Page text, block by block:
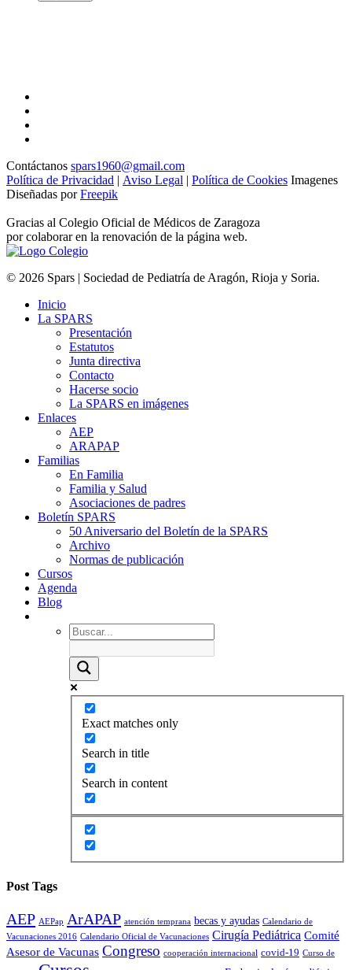
Contáctanos spars1960@gmail.com
Política de Privacidad | Aviso Legal | Política de Cookies Imagenes
Diseñadas porFreepik
Gracias al Colegio Oficial de Médicos de Zaragoza
por colaborar en la renovación de la página web.
© 2026 Spars | Sociedad de Pediatría de Aragón, Rioja y Soria.
Inicio
La SPARS
Presentación
Estatutos
Junta directiva
Contacto
Hacerse socio
La SPARS en imágenes
Enlaces
AEP
ARAPAP
Familias
En Familia
Familia y Salud
Asociaciones de padres
Boletín SPARS
50 Aniversario del Boletín de la SPARS
Archivo
Normas de publicación
Cursos
Agenda
Blog
Exact matches only
Search in title
Search in content
Post Tags
AEP AEPap ArAPAP atención temprana becas y ayudas Calendario de
Vacunaciones 2016 Calendario Oficial de Vacunaciones Cirugía Pediátrica Comité
Asesor de Vacunas Congreso cooperación internacional covid-19 Curso de